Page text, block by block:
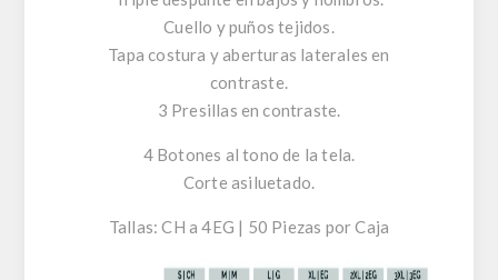
Cuello y puños tejidos.
Tapa costura y aberturas laterales en
contraste.
3 Presillas en contraste.
4 Botones al tono de la tela.
Corte asiluetado.
Tallas: CH a 4EG | 50 Piezas por Caja